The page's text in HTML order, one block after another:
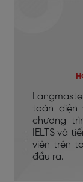
toàn diện
chương
IELTS và
viên trên
đầu ra.